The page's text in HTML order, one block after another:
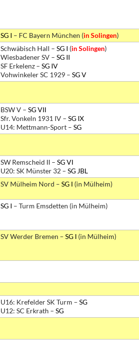
SG I – FC Bayern München (in Solingen)
Schwäbisch Hall – SG I (in Solingen)
Wiesbadener SV – SG II
SF Erkelenz – SG IV
Vohwinkeler SC 1929 – SG V
BSW V – SG VII
Sfr. Vonkeln 1931 IV – SG IX
U14: Mettmann-Sport – SG
SW Remscheid II – SG VI
U20: SK Münster 32 – SG JBL
SV Mülheim Nord – SG I (in Mülheim)
SG I – Turm Emsdetten (in Mülheim)
SV Werder Bremen – SG I (in Mülheim)
U16: Krefelder SK Turm – SG
U12: SC Erkrath – SG